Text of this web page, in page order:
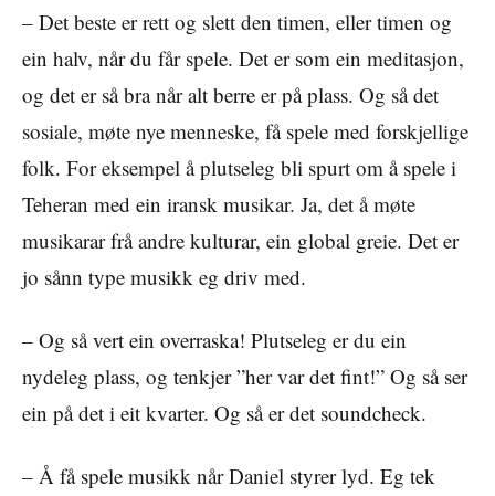
– Det beste er rett og slett den timen, eller timen og
ein halv, når du får spele. Det er som ein meditasjon,
og det er så bra når alt berre er på plass. Og så det
sosiale, møte nye menneske, få spele med forskjellige
folk. For eksempel å plutseleg bli spurt om å spele i
Teheran med ein iransk musikar. Ja, det å møte
musikarar frå andre kulturar, ein global greie. Det er
jo sånn type musikk eg driv med.
– Og så vert ein overraska! Plutseleg er du ein
nydeleg plass, og tenkjer ”her var det fint!” Og så ser
ein på det i eit kvarter. Og så er det soundcheck.
– Å få spele musikk når Daniel styrer lyd. Eg tek